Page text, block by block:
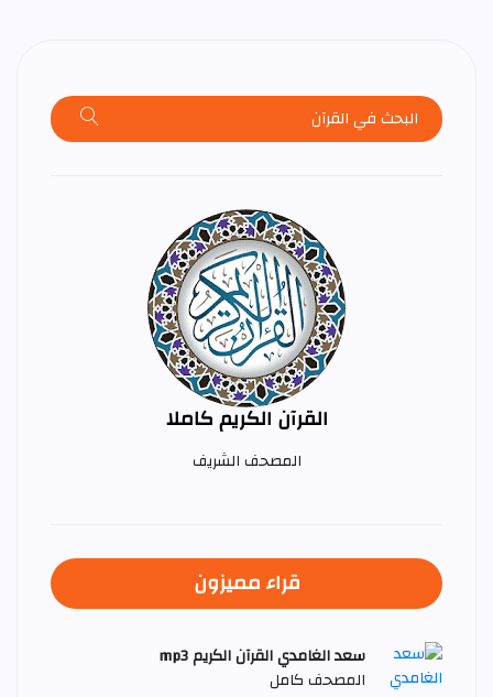
القرآن الكريم كاملا
المصحف الشريف
قراء مميزون
سعد الغامدي القرآن الكريم mp3
المصحف كامل